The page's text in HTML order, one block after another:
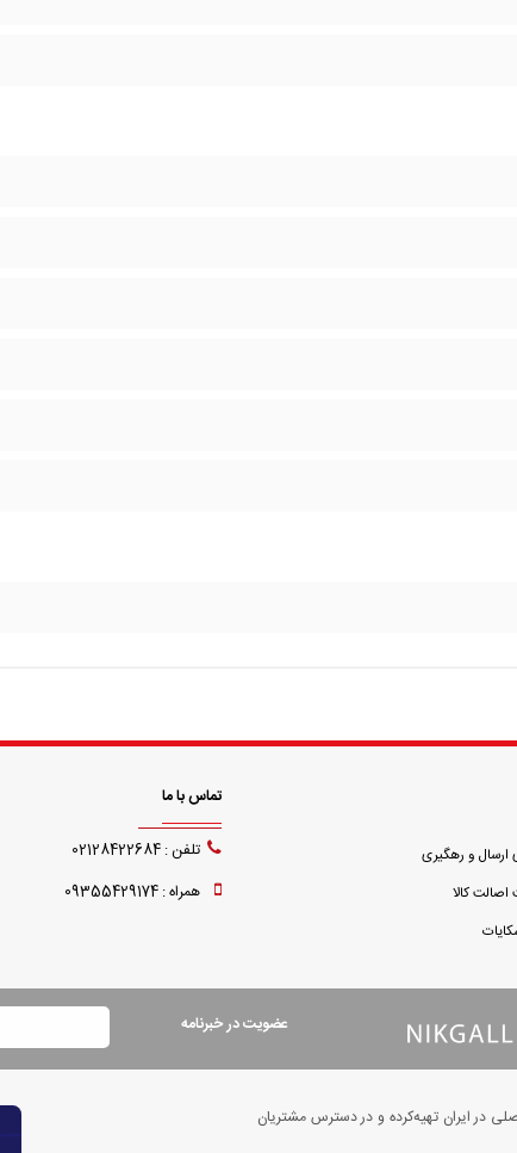
ارسال و رهگیری
کالا
تماس با ما
تلفن : 02128422684
همراه : 09355429174
عضویت در خبرنامه
در ایران تهیه‌کرده و در دسترس مشتریان